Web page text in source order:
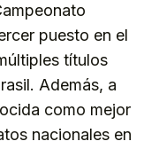
puesto en el
títulos
Además, a
como mejor
nacionales en